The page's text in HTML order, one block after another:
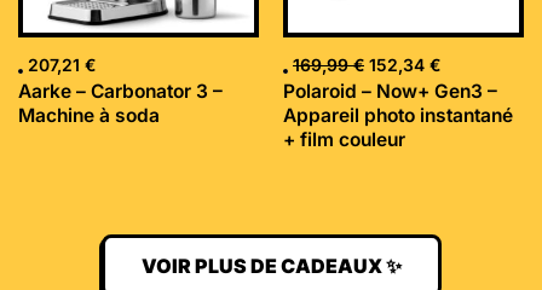
207,21 €
Aarke – Carbonator 3 –
Machine à soda
169,99€ 152,34 €
Polaroid – Now+ Gen3 –
Appareil photo instantané
+ film couleur
VOIR PLUS DE CADEAUX ✨